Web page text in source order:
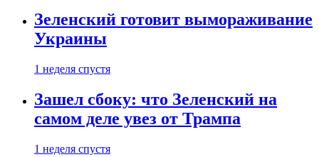
Зеленский готовит вымораживание
Украины
1 неделя спустя
Зашел сбоку: что Зеленский на
самом деле увез от Трампа
1 неделя спустя